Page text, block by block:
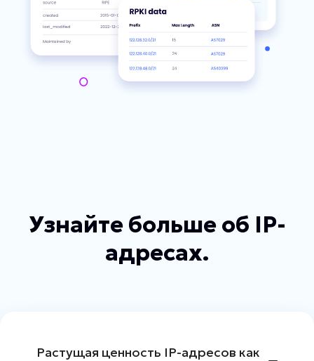
Узнайте больше об IP-
адресах.
Растущая ценность IP-адресов как